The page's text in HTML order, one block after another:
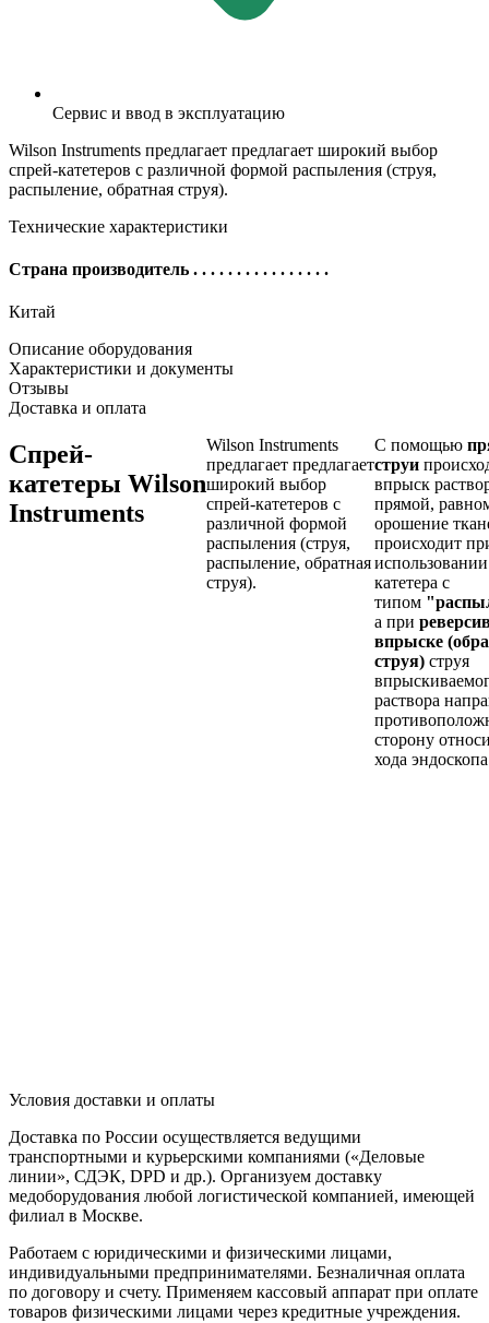
Сервис и ввод в эксплуатацию
Wilson Instruments предлагает предлагает широкий выбор
спрей-катетеров с различной формой распыления (струя,
распыление, обратная струя).
Технические характеристики
Страна производитель . . . . . . . . . . . . . . . .
Китай
Описание оборудования
Характеристики и документы
Отзывы
Доставка и оплата
Спрей-
катетеры Wilson
Instruments
Wilson Instruments
предлагает предлагает
широкий выбор
спрей-катетеров с
различной формой
распыления (струя,
распыление, обратная
струя).
С помощью
струи
впрыск
прямой,
орошение
происходит
катетера с
типом
а при
впрыске
струя) струя
раствора
сторону
хода
Условия доставки и оплаты
Доставка по России осуществляется ведущими
транспортными и курьерскими компаниями («Деловые
линии», СДЭК, DPD и др.). Организуем доставку
медоборудования любой логистической компанией, имеющей
филиал в Москве.
Работаем с юридическими и физическими лицами,
индивидуальными предпринимателями. Безналичная оплата
по договору и счету. Применяем кассовый аппарат при оплате
товаров физическими лицами через кредитные учреждения.